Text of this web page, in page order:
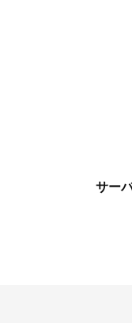
サー